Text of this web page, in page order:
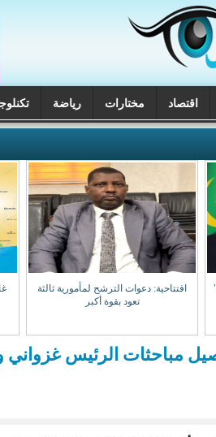
اقتصاد مختارات رياضة
افتتاحية: دعوات الترشح لمأمورية ثالثة
تعود بقوة أكبر
مباحثات الرئيس غزواني